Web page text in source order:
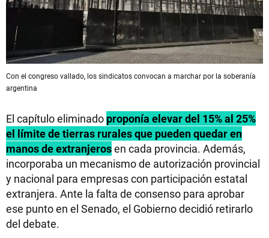
Con el congreso vallado, los sindicatos convocan a marchar por la soberanía
argentina
El capítulo eliminado proponía elevar del 15% al 25%
el límite de tierras rurales que pueden quedar en
manos de extranjerosen cada provincia. Además,
incorporaba un mecanismo de autorización provincial
y nacional para empresas con participación estatal
extranjera. Ante la falta de consenso para aprobar
ese punto en el Senado, el Gobierno decidió retirarlo
del debate.